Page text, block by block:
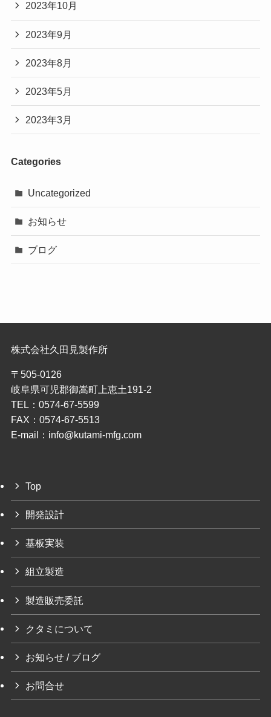
2023年10月
2023年9月
2023年8月
2023年5月
2023年3月
Categories
Uncategorized
お知らせ
ブログ
株式会社久田見製作所
〒505-0126
岐阜県可児郡御嵩町上恵土191-2
TEL：0574-67-5599
FAX：0574-67-5513
E-mail：info@kutami-mfg.com
Top
開発設計
基板実装
組立製造
製造販売委託
クタミについて
お知らせ / ブログ
お問合せ